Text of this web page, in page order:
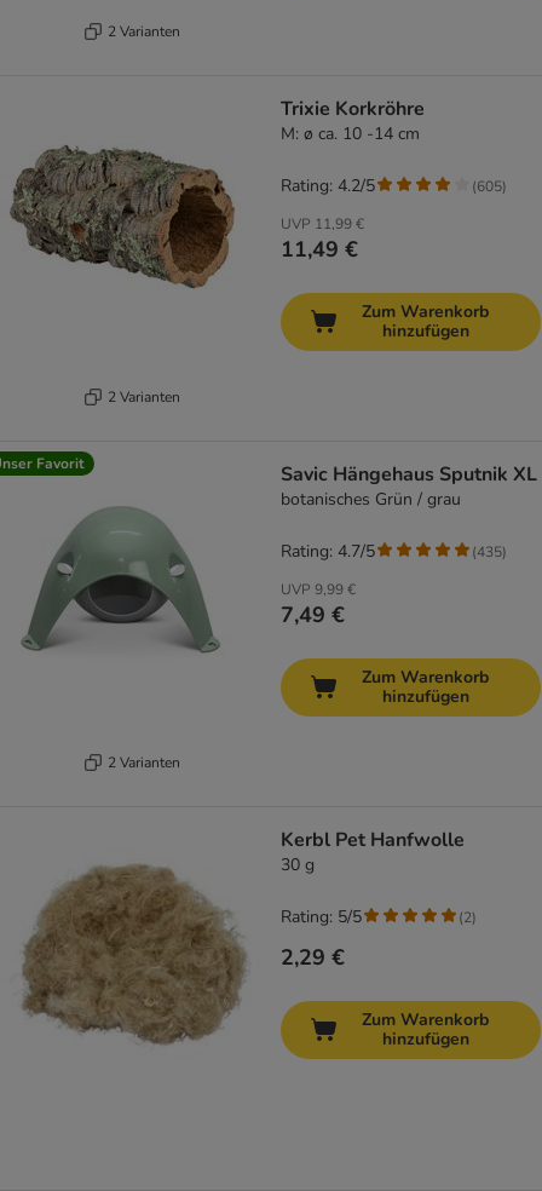
2 Varianten
2 Varianten
Trixie Korkröhre
M: ø ca. 10 -14 cm
UVP 11,99 €
11,49 €
Rating: 4.2/5 (605)
Zum Warenkorb
hinzufügen
Favorit
2 Varianten
Savic Hängehaus Sputnik XL
botanisches Grün / grau
UVP 9,99 €
7,49 €
Rating: 4.7/5 (435)
Zum Warenkorb
hinzufügen
Kerbl Pet Hanfwolle
30 g
2,29 €
Rating: 5/5 (2)
Zum Warenkorb
hinzufügen